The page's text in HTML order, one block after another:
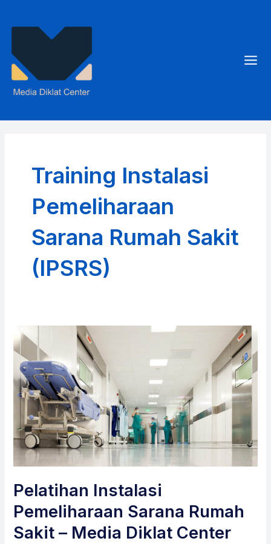
Training Instalasi
Pemeliharaan
Sarana Rumah Sakit
(IPSRS)
Pelatihan Instalasi
Pemeliharaan Sarana Rumah
Sakit – Media Diklat Center